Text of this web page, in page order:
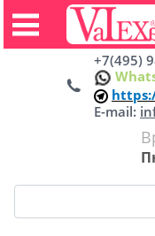
+7(495)
E-mail: